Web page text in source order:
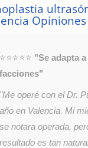
⭐⭐⭐⭐⭐ "Se adapta
facciones"
"Me operé con el Dr.
año en Valencia. Mi
se notara operada,
resultado es tan